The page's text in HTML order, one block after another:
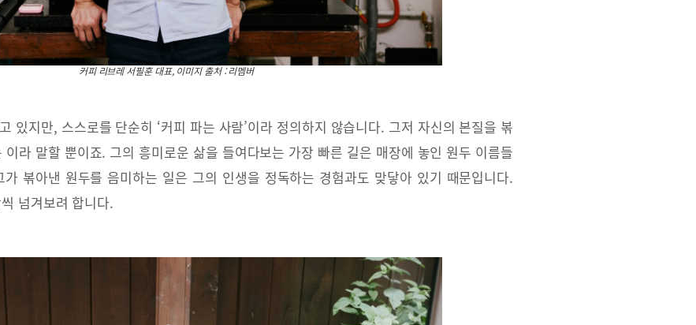
커피 리브레 서필훈 대표, 이미지 출처 : 리멤버
있지만, 스스로를 단순히 ‘커피 파는 사람’이라 정의하지 않습니다. 그저 자신의 본질을 볶
라 말할 뿐이죠. 그의 흥미로운 삶을 들여다보는 가장 빠른 길은 매장에 놓인 원두 이름들
볶아낸 원두를 음미하는 일은 그의 인생을 정독하는 경험과도 맞닿아 있기 때문입니다.
넘겨보려 합니다.